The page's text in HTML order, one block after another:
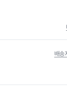
배송